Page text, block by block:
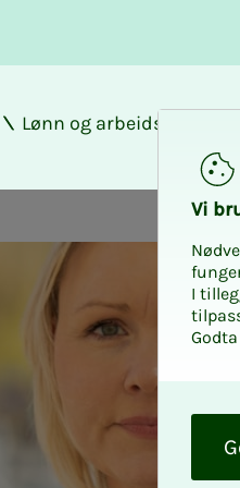
Lønn og arbeidsforhold
Vi
I